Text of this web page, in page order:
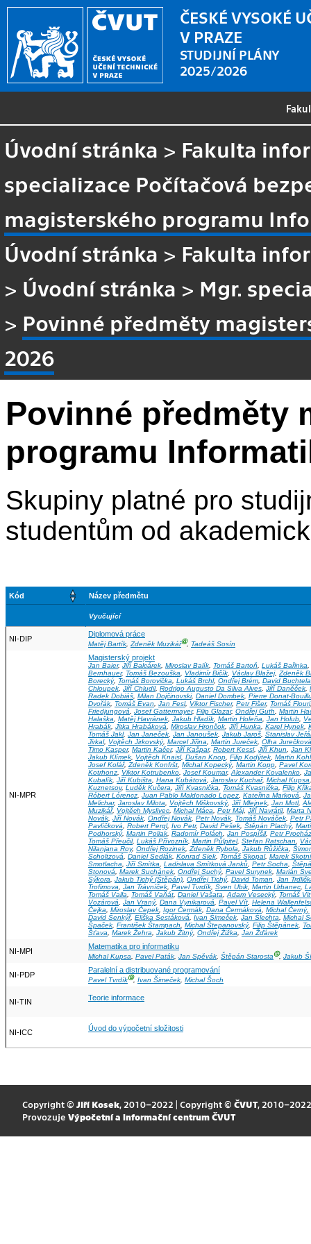
ČESKÉ VYSOKÉ
V PRAZE
STUDIJNÍ PLÁNY
2025/2026
Úvodní stránka > Fakulta
specializace Počítačová
magisterského programu
Úvodní stránka > Fakulta
> Úvodní stránka > Mgr.
> Povinné předměty
2026
Povinné předměty
programu
Skupiny platné pro
studentům od
Kód Název předmětu
Vyučující
NI-DIP
Diplomová práce
Matěj Bartík,Zdeněk MuzikářⒼ, Tadeáš Sosín
NI-MPR
Magisterský projekt
Jan Baier, Jiří Balcárek, Miroslav Balík, Tomáš Bartoň, Lukáš Bařinka,
Bernhauer, Tomáš Bezouška, Vladimír Bičík, Václav Blažej,Zdeněk
Borecký, Tomáš Borovička, Lukáš Brchl, Ondřej Brém, David Buchtela
Chloupek, Jiří Chludil, Rodrigo Augusto Da Silva Alves, Jiří Daněček,
Radek Dobiáš, Milan Dojčinovski, Daniel Dombek, Pierre Donat-
Dvořák, Tomáš Evan, Jan Fesl, Viktor Fischer, Petr Fišer, Tomáš Flouri
Friedjungová, Josef Gattermayer, Filip Glazar, Ondřej Guth, Martin
Halaška, Matěj Havránek, Jakub Hladík, Martin Holeňa, Jan Holub,
Hrabák, Jitka Hrabáková, Miroslav Hrončok, Jiří Hunka, Karel Hynek,
Tomáš Jakl, Jan Janeček, Jan Janoušek, Jakub Jaroš, Stanislav
Jirkal, Vojtěch Jirkovský, Marcel Jiřina, Martin Jureček, Olha Jurečková
Timo Kasper, Martin Kačer, Jiří Kašpar, Robert Kessl, Jiří Khun, Jan
Jakub Klímek, Vojtěch Knaisl, Dušan Knop, Filip Kodýtek, Martin
Josef Kolář,Zdeněk Konfršt, Michal Kopecký, Martin Kopp, Pavel
Kotrhonz, Viktor Kotrubenko, Josef Koumar,Alexander Kovalenko,
Kubalík, Jiří Kubišta, Hana Kubátová, Jaroslav Kuchař, Michal Kupsa
Kuznetsov, Luděk Kučera, Jiří Kvasnička, Tomáš Kvasnička, Filip
Róbert Lórencz, Juan Pablo Maldonado Lopez, Kateřina Marková,
Melichar, Jaroslav Milota, Vojtěch Miškovský, Jiří Mlejnek, Jan Motl,
Muzikář, Vojtěch Myslivec, Michal Máca, Petr Máj, Jiří Navrátil, Marta
Novák, Jiří Novák, Ondřej Novák, Petr Novák, Tomáš Nováček, Petr
Pavlíčková, Robert Pergl, Ivo Petr, David Pešek, Štěpán Plachý,
Podhorský, Martin Poliak, Radomír Polách, Jan Pospíšil, Petr
Tomáš Přeučil, Lukáš Přívozník, Martin Půlpitel, Stefan Ratschan,
Nilanjana Roy, Ondřej Rozinek,Zdeněk Rybola, Jakub Růžička,
Scholtzová, Daniel Sedlák, Konrad Siek, Tomáš Skopal, Marek
Smotlacha, Jiří Smítka, Ladislava Smítková Janků, Petr Socha,
Stonová, Marek Suchánek, Ondřej Suchý, Pavel Surynek, Marián
Sýkora, Jakub Tichý (Štěpán), Ondřej Tichý, David Toman, Jan
Trofimova, Jan Trávníček, Pavel Tvrdík, Sven Ubik, Martin Urbanec,
Tomáš Valla, Tomáš Vaňát, Daniel Vašata,Adam Vesecký, Tomáš
Vozárová, Jan Vraný, Dana Vynikarová, Pavel Vít, Helena
Čejka, Miroslav Čepek, Igor Čermák, Dana Čermáková, Michal Černý,
David Šenkýř, Eliška Šestáková, Ivan Šimeček, Jan Šlechta, Michal
Špaček, František Štampach, Michal Štepanovský, Filip Štěpánek,
Šťava, Marek Žehra, Jakub Žitný, Ondřej Žižka, Jan Žďárek
NI-MPI
Matematika pro informatiku
Michal Kupsa, Pavel Paták, Jan Spěvák, Štěpán StarostaⒼ, Jakub
NI-PDP
Paralelní a distribuované programování
Pavel TvrdíkⒼ, Ivan Šimeček, Michal Šoch
NI-TIN Teorie informace
NI-ICC Úvod do výpočetní složitosti
Copyright © Jiří Kosek, 2010–2022 | Copyright © ČVUT, 2010–2022
Provozuje Výpočetní a informační centrum ČVUT